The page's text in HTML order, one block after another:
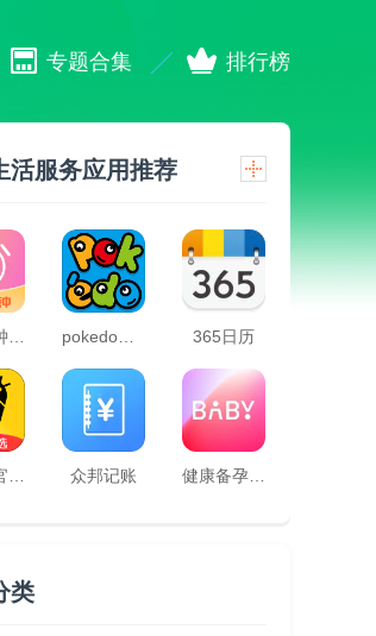
专题合集 排行榜
活服务应用推荐
365日历
众邦记账
类